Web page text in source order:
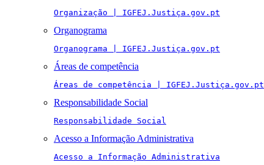
Organização | IGFEJ.Justiça.gov.pt
Organograma
Organograma | IGFEJ.Justiça.gov.pt
Áreas de competência
Áreas de competência | IGFEJ.Justiça.gov.pt
Responsabilidade Social
Responsabilidade Social
Acesso a Informação Administrativa
Acesso a Informação Administrativa